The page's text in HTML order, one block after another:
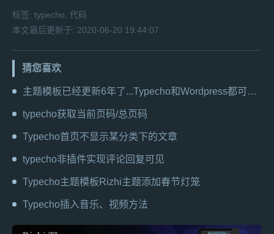
标签: typecho 代码
本文最后更新于: 2020-06-20 19:44:07
猜您喜欢
主题模板已经更新6年了...Typecho和Wordpress都可以用！
typecho获取当前页码/总页码
Typecho首页不显示某分类下的文章
typecho非插件实现评论回复可见
Typecho主题模板Rizhi主题添加春节灯笼
Typecho插入音乐、视频方法